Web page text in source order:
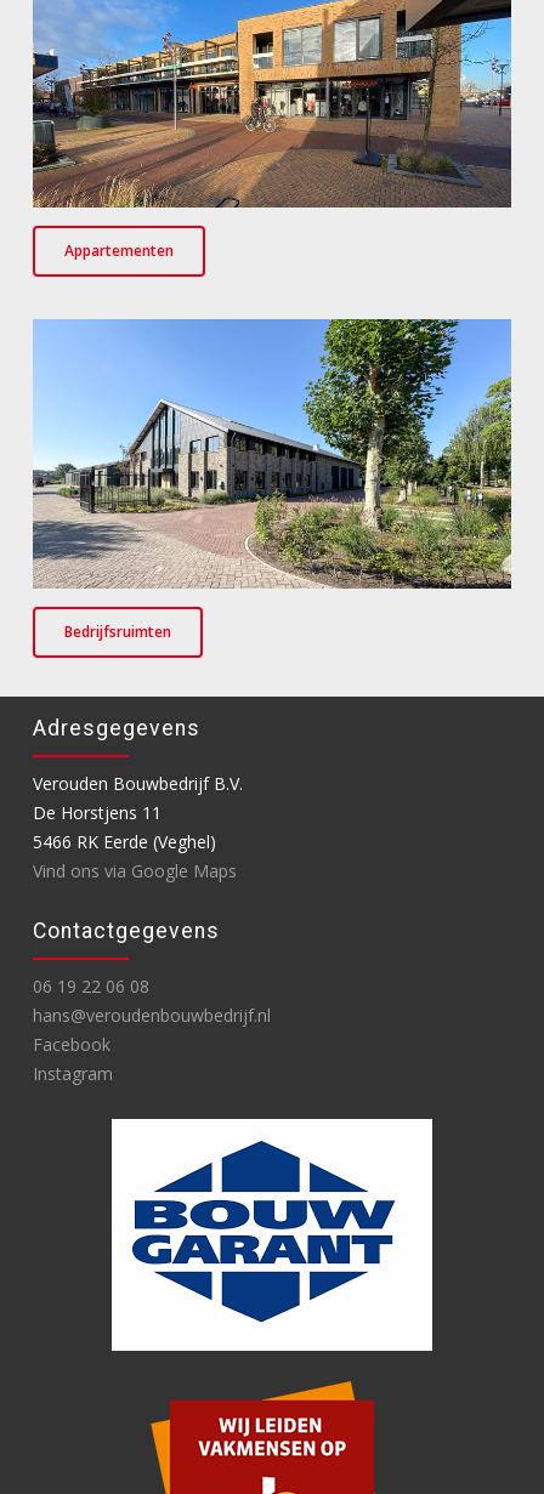
Appartementen
Bedrijfsruimten
Adresgegevens
Verouden Bouwbedrijf B.V.
De Horstjens 11
5466 RK Eerde (Veghel)
Vind ons via Google Maps
Contactgegevens
06 19 22 06 08
hans@veroudenbouwbedrijf.nl
Facebook
Instagram